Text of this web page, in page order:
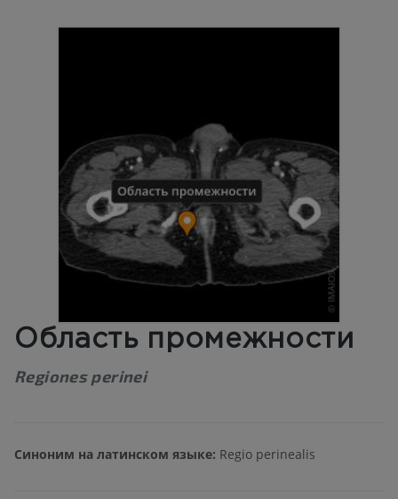
Область промежности
Regiones perinei
Синоним на латинском языке: Regio perinealis